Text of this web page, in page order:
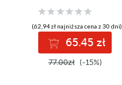
(62,94 zł najniższa cena z 30 dni)
65.45 zł
77.00zł (-15%)